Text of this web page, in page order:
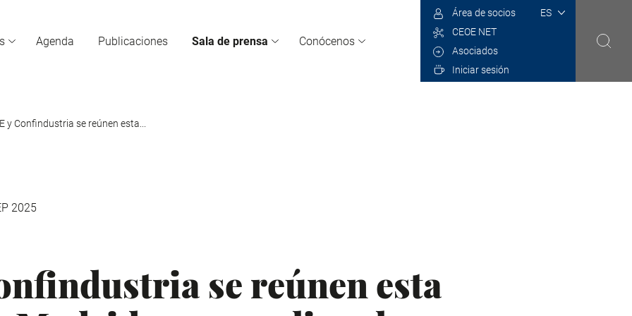
Agenda Publicaciones Sala de prensa Conócenos
Select
Área de socios
CEOE NET
Asociados
Iniciar sesión
y Confindustria se reúnen esta...
2025
se reúnen esta